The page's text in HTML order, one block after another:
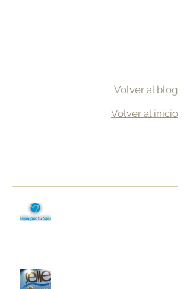
Volver al blog
Volver al inicio